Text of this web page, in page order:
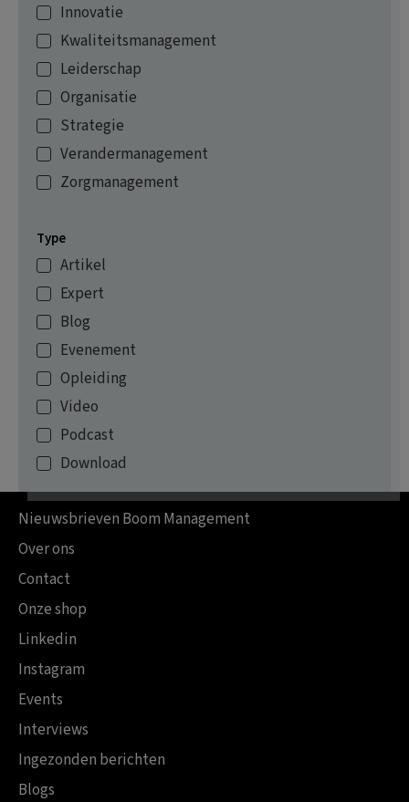
Innovatie
Kwaliteitsmanagement
Leiderschap
Organisatie
Strategie
Verandermanagement
Zorgmanagement
Type
Artikel
Expert
Blog
Evenement
Opleiding
Video
Podcast
Download
Footer
Nieuwsbrieven Boom Management
Over ons
Contact
Onze shop
Linkedin
Instagram
Events
Interviews
Ingezonden berichten
Blogs